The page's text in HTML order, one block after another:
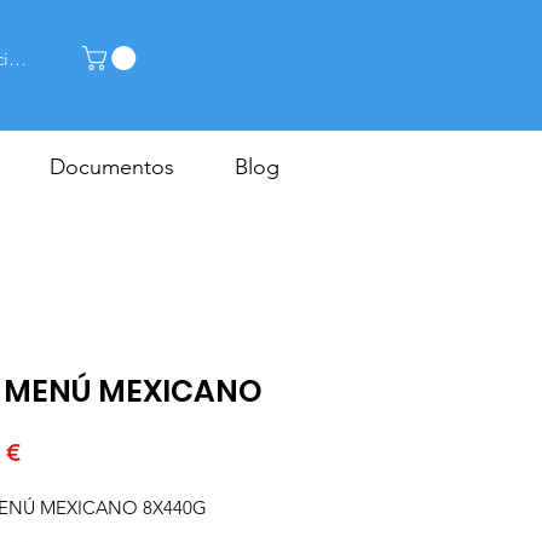
sesión
Documentos Blog
MEXICANO
€Precio
MEXICANO 8X440G